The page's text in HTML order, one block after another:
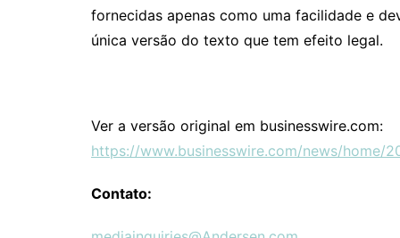
fornecidas apenas como uma facilidade e
única versão do texto que tem efeito legal.
Ver a versão original em businesswire.com:
https://www.businesswire.com/news/home/
Contato: